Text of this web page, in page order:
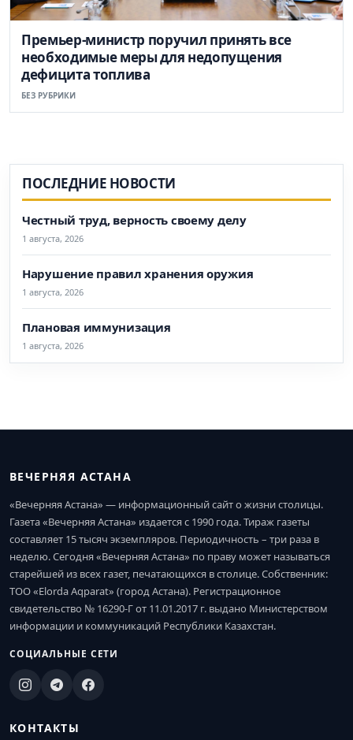
Премьер-министр поручил принять все
необходимые меры для недопущения
дефицита топлива
БЕЗ РУБРИКИ
ПОСЛЕДНИЕ НОВОСТИ
Честный труд, верность своему делу
1 августа, 2026
Нарушение правил хранения оружия
1 августа, 2026
Плановая иммунизация
1 августа, 2026
ВЕЧЕРНЯЯ АСТАНА
«Вечерняя Астана» — информационный сайт о жизни столицы.
Газета «Вечерняя Астана» издается с 1990 года. Тираж газеты
составляет 15 тысяч экземпляров. Периодичность – три раза в
неделю. Сегодня «Вечерняя Астана» по праву может называться
старейшей из всех газет, печатающихся в столице. Собственник:
ТОО «Elorda Aqparat» (город Астана). Регистрационное
свидетельство № 16290-Г от 11.01.2017 г. выдано Министерством
информации и коммуникаций Республики Казахстан.
СОЦИАЛЬНЫЕ СЕТИ
КОНТАКТЫ